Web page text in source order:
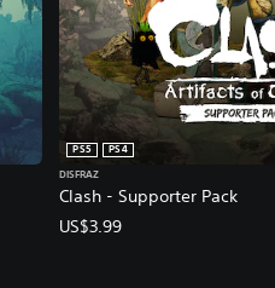
Clash - Supporter Pack
PS5
PS4
DISFRAZ
US$3.99